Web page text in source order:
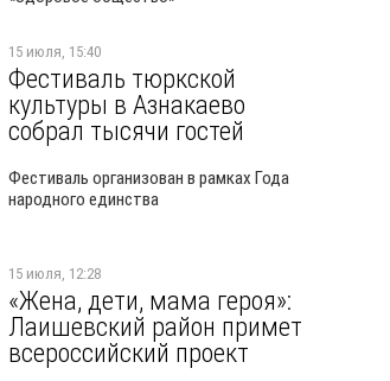
15 июля, 15:40
Фестиваль тюркской
культуры в Азнакаево
собрал тысячи гостей
Фестиваль организован в рамках Года
народного единства
15 июля, 12:28
«Жена, дети, мама героя»:
Лаишевский район примет
всероссийский проект